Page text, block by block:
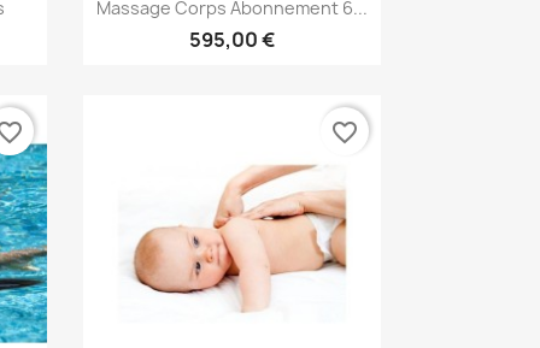
Massage Corps Abonnement 6...
595,00 €
favorite_border